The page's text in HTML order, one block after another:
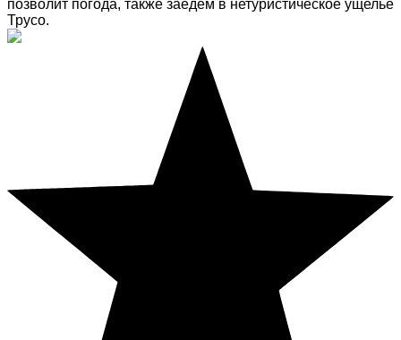
позволит погода, также заедем в нетуристическое ущелье
Трусо.